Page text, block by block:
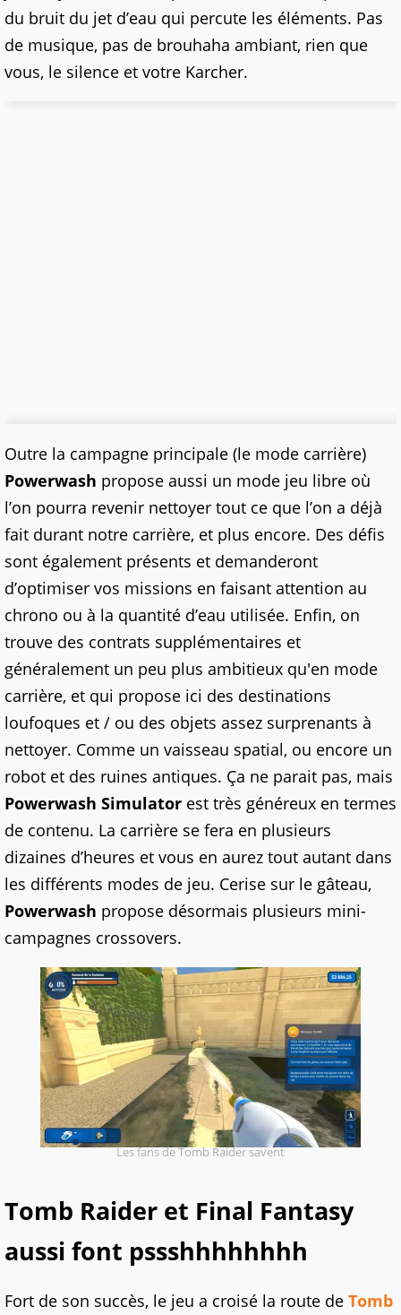
du bruit du jet d’eau qui percute les éléments. Pas
de musique, pas de brouhaha ambiant, rien que
vous, le silence et votre Karcher.
Outre la campagne principale (le mode carrière)
Powerwash propose aussi un mode jeu libre où
l’on pourra revenir nettoyer tout ce que l’on a déjà
fait durant notre carrière, et plus encore. Des défis
sont également présents et demanderont
d’optimiser vos missions en faisant attention au
chrono ou à la quantité d’eau utilisée. Enfin, on
trouve des contrats supplémentaires et
généralement un peu plus ambitieux qu'en mode
carrière, et qui propose ici des destinations
loufoques et / ou des objets assez surprenants à
nettoyer. Comme un vaisseau spatial, ou encore un
robot et des ruines antiques. Ça ne parait pas, mais
Powerwash Simulator est très généreux en termes
de contenu. La carrière se fera en plusieurs
dizaines d’heures et vous en aurez tout autant dans
les différents modes de jeu. Cerise sur le gâteau,
Powerwash propose désormais plusieurs mini-
campagnes crossovers.
Les fans de Tomb Raider savent
Tomb Raider et Final Fantasy
aussi font pssshhhhhhhh
Fort de son succès, le jeu a croisé la route de Tomb